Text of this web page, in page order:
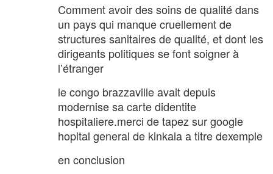
Comment avoir des soins de qualité dans
un pays qui manque cruellement de
structures sanitaires de qualité, et dont les
dirigeants politiques se font soigner à
l’étranger
le congo brazzaville avait depuis
modernise sa carte didentite
hospitaliere.merci de tapez sur google
hopital general de kinkala a titre dexemple
en conclusion